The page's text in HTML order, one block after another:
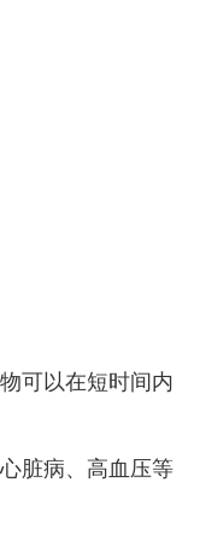
可以在短时间内
脏病、高血压等